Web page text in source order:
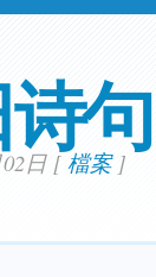
句
日 [檔案]